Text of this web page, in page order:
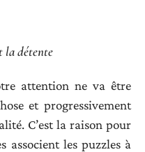
la détente
attention ne va être
et progressivement
C’est la raison pour
associent les puzzles à